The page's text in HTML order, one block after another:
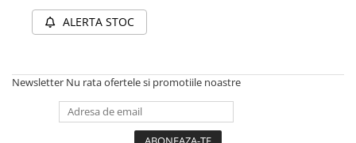
PIESE DE SCHIMB
Acceleratii
Acumulatori 24V
Acumulatori 48V
ALERTA STOC
Newsletter Nu rata ofertele si promotiile noastre